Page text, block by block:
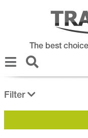
The best
Filter